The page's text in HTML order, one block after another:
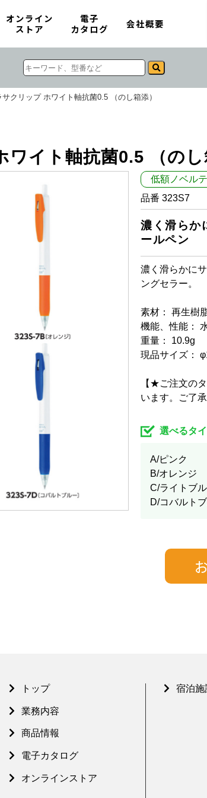
オンライン
ストア
電子
カタログ
会社概要
クリップ ホワイト軸抗菌0.5 （のし箱添）
イト軸抗菌0.5 （のし
低額ノベル
品番 323S7
濃く滑らか
ールペン
濃く滑らかに
ングセラー。
素材： 再生樹
機能、性能：
重量： 10.9g
現品サイズ：
【★ご注文の
います。ご了
選べるタ
A/ピンク
B/オレンジ
C/ライトブ
D/コバルト
トップ
業務内容
商品情報
電子カタログ
オンラインストア
宿泊施